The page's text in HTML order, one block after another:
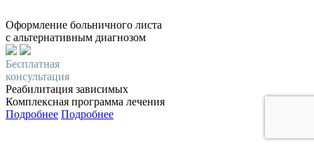
Оформление больничного листа
с альтернативным диагнозом
Бесплатная
консультация
Реабилитация зависимых
Комплексная программа лечения
Подробнее Подробнее